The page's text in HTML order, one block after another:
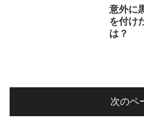
意外に
を付け
は？
次のペ